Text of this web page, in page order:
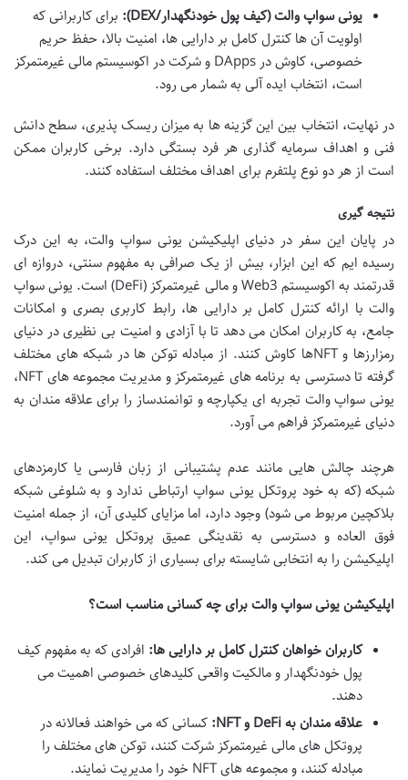
یونی سواپ والت (کیف پول خودنگهدار/DEX):
برای کاربرانی که
اولویت آن ها کنترل کامل بر دارایی ها، امنیت بالا، حفظ حریم
خصوصی، کاوش در DApps و شرکت در اکوسیستم مالی غیرمتمرکز
است، انتخاب ایده آلی به شمار می رود.
در نهایت، انتخاب بین این گزینه ها به میزان ریسک پذیری، سطح دانش
فنی و اهداف سرمایه گذاری هر فرد بستگی دارد. برخی کاربران ممکن
است از هر دو نوع پلتفرم برای اهداف مختلف استفاده کنند.
نتیجه گیری
در پایان این سفر در دنیای اپلیکیشن یونی سواپ والت، به این درک
رسیده ایم که این ابزار، بیش از یک صرافی به مفهوم سنتی، دروازه ای
قدرتمند به اکوسیستم Web3 و مالی غیرمتمرکز (DeFi) است. یونی سواپ
والت با ارائه کنترل کامل بر دارایی ها، رابط کاربری بصری و امکانات
جامع، به کاربران امکان می دهد تا با آزادی و امنیت بی نظیری در دنیای
رمزارزها و NFTها کاوش کنند. از مبادله توکن ها در شبکه های مختلف
گرفته تا دسترسی به برنامه های غیرمتمرکز و مدیریت مجموعه های NFT،
یونی سواپ والت تجربه ای یکپارچه و توانمندساز را برای علاقه مندان به
دنیای غیرمتمرکز فراهم می آورد.
هرچند چالش هایی مانند عدم پشتیبانی از زبان فارسی یا کارمزدهای
شبکه (که به خود پروتکل یونی سواپ ارتباطی ندارد و به شلوغی شبکه
بلاکچین مربوط می شود) وجود دارد، اما مزایای کلیدی آن، از جمله امنیت
فوق العاده و دسترسی به نقدینگی عمیق پروتکل یونی سواپ، این
اپلیکیشن را به انتخابی شایسته برای بسیاری از کاربران تبدیل می کند.
اپلیکیشن یونی سواپ والت برای چه کسانی مناسب است؟
کاربران خواهان کنترل کامل بر دارایی ها: افرادی که به مفهوم کیف
پول خودنگهدار و مالکیت واقعی کلیدهای خصوصی اهمیت می
دهند.
علاقه مندان به DeFi و NFT:
کسانی که می خواهند فعالانه در
پروتکل های مالی غیرمتمرکز شرکت کنند، توکن های مختلف را
مبادله کنند، و مجموعه های NFT خود را مدیریت نمایند.